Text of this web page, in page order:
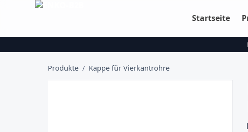
Startseite
Produkte / Kappe für Vierkantrohre